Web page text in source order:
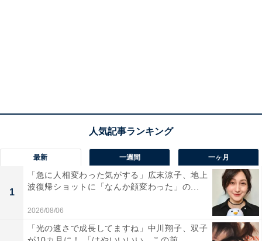
最新 一週間 一ヶ月
1
「急に人相変わった気がする」広末涼子、地上
波復帰ショットに「なんか顔変わった」の...
2026/08/06
「光の速さで成長してますね」中川翔子、双子